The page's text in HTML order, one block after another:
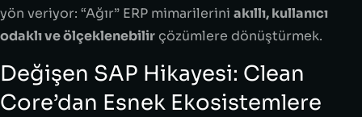
yön veriyor: “Ağır” ERP mimarilerini akıllı, kullanıcı
odaklı ve ölçeklenebilir çözümlere dönüştürmek.
Değişen SAP Hikayesi: Clean
Core’dan Esnek Ekosistemlere